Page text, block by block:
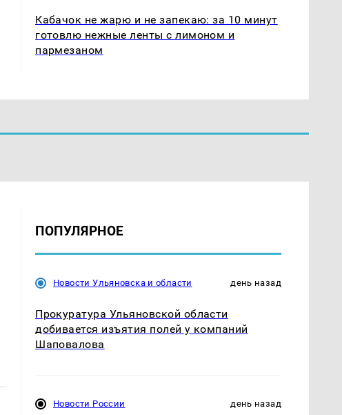
Кабачок не жарю и не запекаю: за 10 минут
готовлю нежные ленты с лимоном и
пармезаном
ПОПУЛЯРНОЕ
Новости Ульяновска и области день назад
Прокуратура Ульяновской области
добивается изъятия полей у компаний
Шаповалова
Новости России день назад